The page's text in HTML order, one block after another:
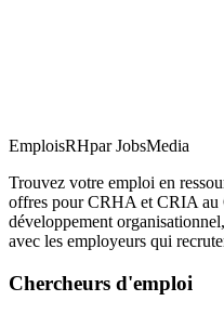
EmploisRHpar JobsMedia
Trouvez votre emploi en
offres pour CRHA et CRIA au
développement
avec les employeurs qui
Chercheurs d'emploi